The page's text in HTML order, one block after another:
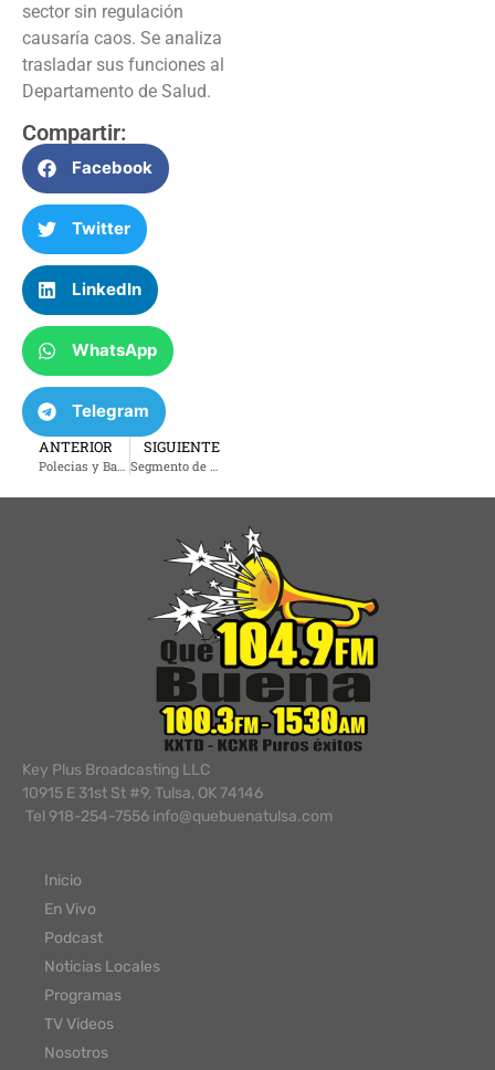
sector sin regulación
causaría caos. Se analiza
trasladar sus funciones al
Departamento de Salud.
Compartir:
Facebook
Twitter
LinkedIn
WhatsApp
Telegram
ANTERIOR SIGUIENTE
Key Plus Broadcasting LLC
10915 E 31st St #9, Tulsa, OK 74146
Tel 918-254-7556 info@quebuenatulsa.com
Inicio
En Vivo
Podcast
Noticias Locales
Programas
TV Videos
Nosotros